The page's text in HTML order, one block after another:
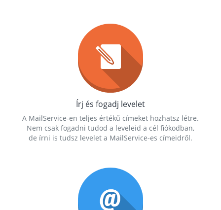
Írj és fogadj levelet
A MailService-en teljes értékű címeket hozhatsz létre.
Nem csak fogadni tudod a leveleid a cél fiókodban,
de írni is tudsz levelet a MailService-es címeidről.